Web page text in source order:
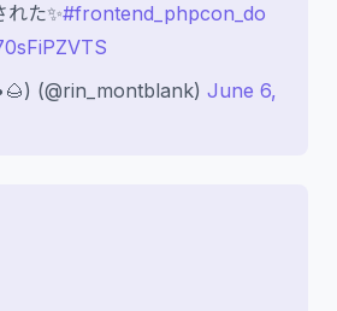
れた✨#frontend_phpcon_do
(@rin_montblank) June 6,